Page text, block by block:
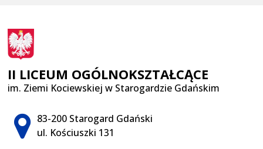
II LICEUM OGÓLNOKSZTAŁCĄCE
im. Ziemi Kociewskiej w Starogardzie Gdańskim
Adres pocztowy:
83-200 Starogard Gdański
ul. Kościuszki 131